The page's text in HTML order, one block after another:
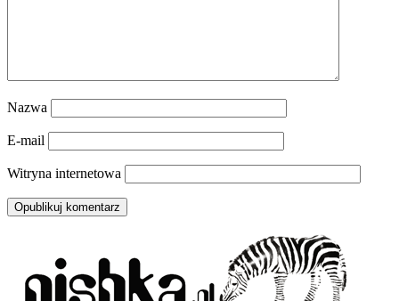
Nazwa
E-mail
Witryna internetowa